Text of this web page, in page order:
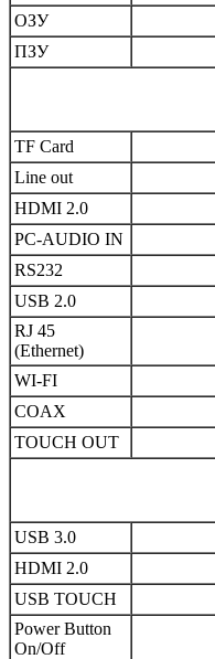
ОЗУ
ПЗУ
TF Card
Line out
HDMI 2.0
PC-AUDIO IN
RS232
USB 2.0
RJ 45
(Ethernet)
WI-FI
COAX
TOUCH OUT
USB 3.0
HDMI 2.0
USB TOUCH
Power Button
On/Off